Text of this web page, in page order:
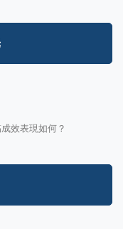
效表現如何？